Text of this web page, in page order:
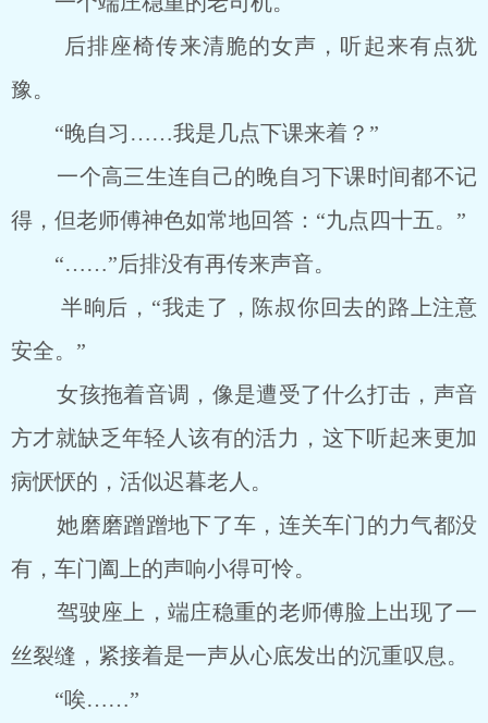
后排座椅传来清脆的女声，听起来有点犹
豫。
“晚自习……我是几点下课来着？”
一个高三生连自己的晚自习下课时间都不记
得，但老师傅神色如常地回答：“九点四十五。”
“……”后排没有再传来声音。
半晌后，“我走了，陈叔你回去的路上注意
安全。”
女孩拖着音调，像是遭受了什么打击，声音
方才就缺乏年轻人该有的活力，这下听起来更加
病恹恹的，活似迟暮老人。
她磨磨蹭蹭地下了车，连关车门的力气都没
有，车门阖上的声响小得可怜。
驾驶座上，端庄稳重的老师傅脸上出现了一
丝裂缝，紧接着是一声从心底发出的沉重叹息。
“唉……”